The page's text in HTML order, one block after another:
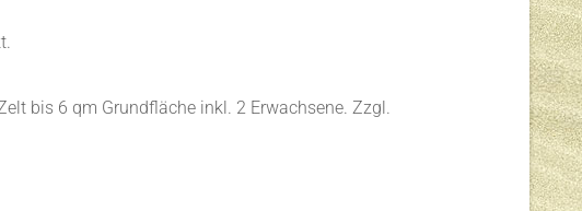
bis 6 qm Grundfläche inkl. 2 Erwachsene. Zzgl.